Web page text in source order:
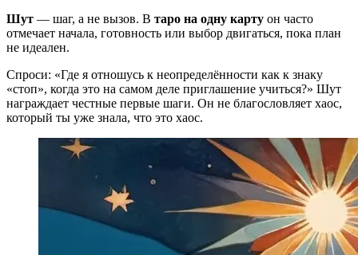
Шут — шаг, а не вызов. В таро на одну карту он часто
отмечает начала, готовность или выбор двигаться, пока план
не идеален.
Спроси: «Где я отношусь к неопределённости как к знаку
«стоп», когда это на самом деле приглашение учиться?» Шут
награждает честные первые шаги. Он не благословляет хаос,
который ты уже знала, что это хаос.